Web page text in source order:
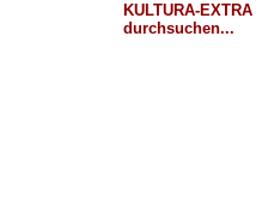
KULTURA-EXTRA
durchsuchen...